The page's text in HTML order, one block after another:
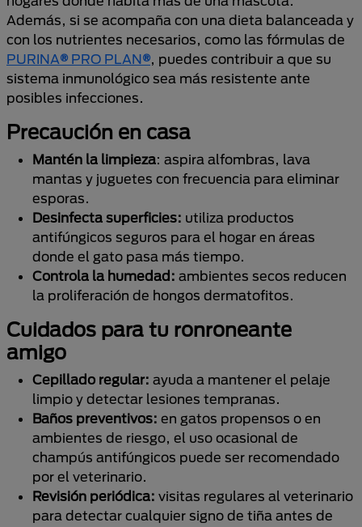
Además, si se acompaña con una dieta balanceada y
con los nutrientes necesarios, como las fórmulas de
PURINA® PRO PLAN®, puedes contribuir a que su
sistema inmunológico sea más resistente ante
posibles infecciones.
Precaución en casa
Mantén la limpieza: aspira alfombras, lava
mantas y juguetes con frecuencia para eliminar
esporas.
Desinfecta superficies: utiliza productos
antifúngicos seguros para el hogar en áreas
donde el gato pasa más tiempo.
Controla la humedad: ambientes secos reducen
la proliferación de hongos dermatofitos.
Cuidados para tu ronroneante
amigo
Cepillado regular: ayuda a mantener el pelaje
limpio y detectar lesiones tempranas.
Baños preventivos: en gatos propensos o en
ambientes de riesgo, el uso ocasional de
champús antifúngicos puede ser recomendado
por el veterinario.
Revisión periódica: visitas regulares al veterinario
para detectar cualquier signo de tiña antes de